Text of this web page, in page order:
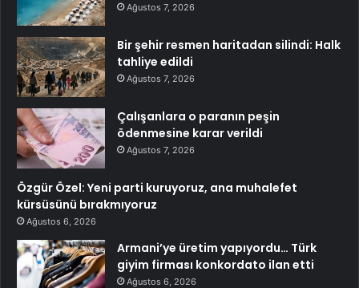
Ağustos 7, 2026
Bir şehir resmen haritadan silindi: Halk
tahliye edildi
Ağustos 7, 2026
Çalışanlara o paranın peşin
ödenmesine karar verildi
Ağustos 7, 2026
Özgür Özel: Yeni parti kuruyoruz, ana muhalefet
kürsüsünü bırakmıyoruz
Ağustos 6, 2026
Armani’ye üretim yapıyordu… Türk
giyim firması konkordato ilan etti
Ağustos 6, 2026